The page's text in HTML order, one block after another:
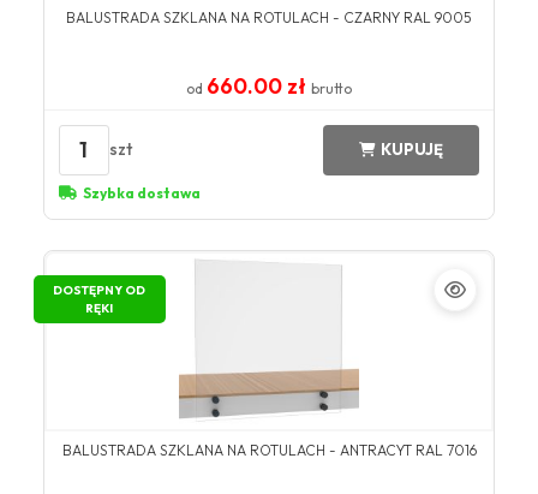
BALUSTRADA SZKLANA NA ROTULACH - CZARNY RAL 9005
od 660.00 zł brutto
1 szt KUPUJĘ
Szybka dostawa
DOSTĘPNY OD
RĘKI
BALUSTRADA SZKLANA NA ROTULACH - ANTRACYT RAL 7016